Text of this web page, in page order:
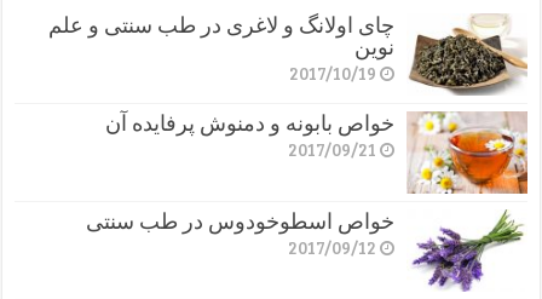
چای اولانگ و لاغری در طب سنتی و علم
نوین
2017/10/19
خواص بابونه و دمنوش پرفایده آن
2017/09/21
خواص اسطوخودوس در طب سنتی
2017/09/12